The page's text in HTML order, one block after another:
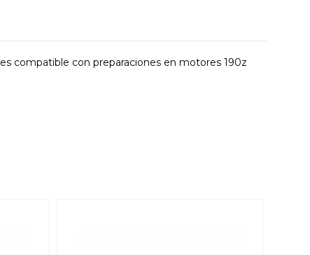
compatible con preparaciones en motores 190z